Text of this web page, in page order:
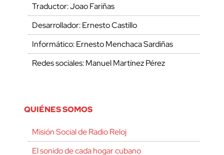
Traductor: Joao Fariñas
Desarrollador: Ernesto Castillo
Informático: Ernesto Menchaca Sardiñas
Redes sociales: Manuel Martínez Pérez
QUIÉNES SOMOS
Misión Social de Radio Reloj
El sonido de cada hogar cubano